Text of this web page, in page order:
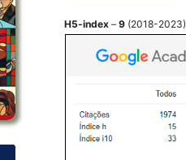
H5-index – 9 (2018-2023)